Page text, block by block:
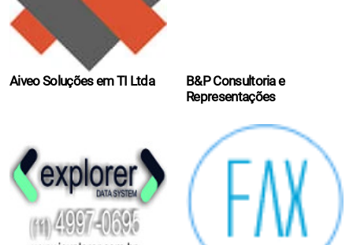
Aiveo Soluções em TI Ltda
B&P Consultoria e
Representações